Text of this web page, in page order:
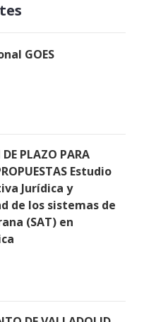
GOES
PLAZO PARA
Estudio
Jurídica y
de los sistemas de
(SAT) en